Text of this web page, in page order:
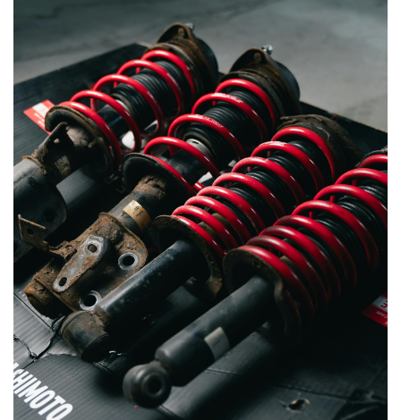
0W12
AdBlue
Aditivi Auto
Antigel
Lichid de Frana
Lichid de Parbriz
Ulei Cutie de Viteze
Ulei Servodirectie
Uleiuri Hidraulice
Vaselina si Lubrifianti Auto